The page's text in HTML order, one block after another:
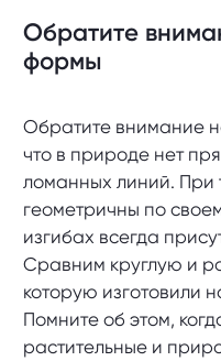
Обратите
формы
Обратите внимание
что в природе нет
ломанных линий. При
геометричны по
изгибах всегда
Сравним круглую и
которую изготовили
Помните об этом,
растительные и